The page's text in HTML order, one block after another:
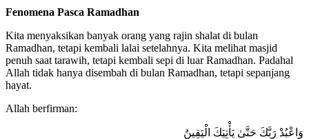
Fenomena Pasca Ramadhan
Kita menyaksikan banyak orang yang rajin shalat di bulan
Ramadhan, tetapi kembali lalai setelahnya. Kita melihat masjid
penuh saat tarawih, tetapi kembali sepi di luar Ramadhan. Padahal
Allah tidak hanya disembah di bulan Ramadhan, tetapi sepanjang
hayat.
Allah berfirman:
وَاعْبُدْ رَبَّكَ حَتَّىٰ يَأْتِيَكَ الْيَقِينُ